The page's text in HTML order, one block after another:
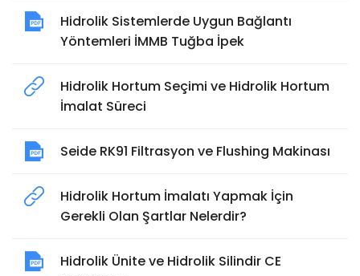
Hidrolik Sistemlerde Uygun Bağlantı
Yöntemleri İMMB Tuğba İpek
Hidrolik Hortum Seçimi ve Hidrolik Hortum
İmalat Süreci
Seide RK91 Filtrasyon ve Flushing Makinası
Hidrolik Hortum İmalatı Yapmak İçin
Gerekli Olan Şartlar Nelerdir?
Hidrolik Ünite ve Hidrolik Silindir CE